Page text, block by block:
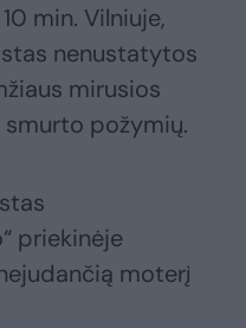
min. Vilniuje,
nenustatytos
mirusios
požymių.
priekinėje
moterį